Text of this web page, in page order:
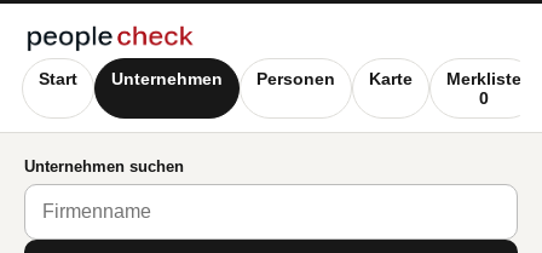
Start Unternehmen Personen Karte
Merkliste
0
Unternehmen suchen